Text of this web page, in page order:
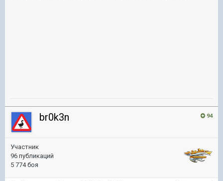
94
br0k3n
Участник
96 публикаций
5 774 боя